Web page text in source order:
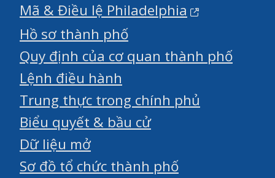
Mã & Điều lệ Philadelphia
Hồ sơ thành phố
Quy định của cơ quan thành phố
Lệnh điều hành
Trung thực trong chính phủ
Biểu quyết & bầu cử
Dữ liệu mở
Sơ đồ tổ chức thành phố